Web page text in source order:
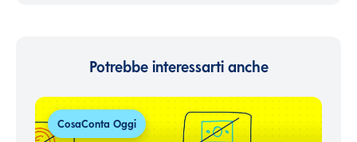
Potrebbe interessarti anche
CosaConta Oggi